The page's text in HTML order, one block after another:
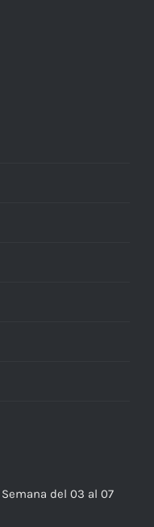
del 03 al 07